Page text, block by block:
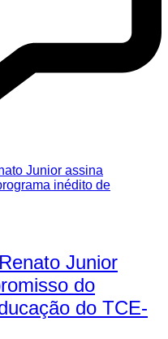
Junior
do
do TCE-